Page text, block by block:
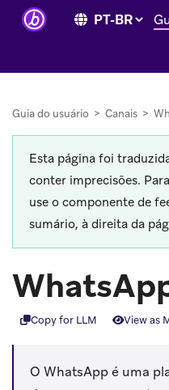
Guia do usuário > Canais >
Esta página foi
conter imprecisões.
use o componente de
sumário, à direita da
Copy for LLM View as
O WhatsApp é uma